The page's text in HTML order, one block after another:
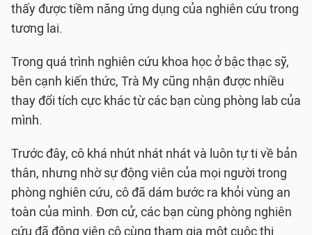
thấy được tiềm năng ứng dụng của nghiên cứu trong
tương lai.
Trong quá trình nghiên cứu khoa học ở bậc thạc sỹ,
bên cạnh kiến thức, Trà My cũng nhận được nhiều
thay đổi tích cực khác từ các bạn cùng phòng lab của
mình.
Trước đây, cô khá nhút nhát nhát và luôn tự ti về bản
thân, nhưng nhờ sự động viên của mọi người trong
phòng nghiên cứu, cô đã dám bước ra khỏi vùng an
toàn của mình. Đơn cử, các bạn cùng phòng nghiên
cứu đã động viên cô cùng tham gia một cuộc thi